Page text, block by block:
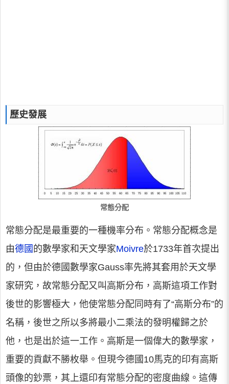
歷史發展
常態分配
常態分配是最重要的一種機率分布。常態分配概念是
由德國 的數學家和天文學家Moivre於1733年首次提出
的，但由於德國數學家Gauss率先將其套用於天文學
家研究，故常態分配又叫高斯分布，高斯這項工作對
後世的影響極大，他使常態分配同時有了“高斯分布”的
名稱，後世之所以多將最小二乘法的發明權歸之於
他，也是出於這一工作。高斯是一個偉大的數學家，
重要的貢獻不勝枚舉。但現今德國10馬克的印有高斯
頭像的鈔票，其上還印有常態分配的密度曲線。這傳